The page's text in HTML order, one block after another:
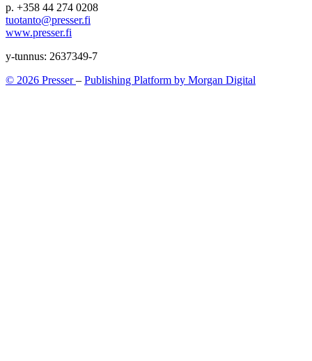
p. +358 44 274 0208
tuotanto@presser.fi
www.presser.fi
y-tunnus: 2637349-7
© 2026 Presser– Publishing Platform by Morgan Digital